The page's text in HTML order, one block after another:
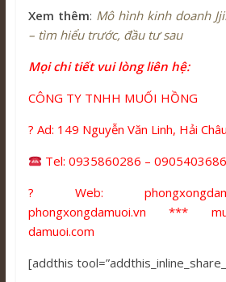
Xem thêm: Mô hình kinh doanh
– tìm hiểu trước, đầu tư sau
Mọi chi tiết vui lòng liên hệ:
CÔNG TY TNHH MUỐI HỒNG
? Ad: 149 Nguyễn Văn Linh, Hải
Tel: 0935860286 – 0905403686
? Web:
phongxongdamuoi.vn ***
damuoi.com
[addthis